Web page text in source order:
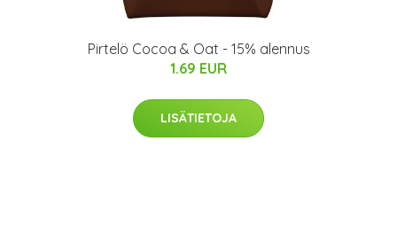
Pirtelö Cocoa & Oat - 15% alennus
1.69 EUR
LISÄTIETOJA